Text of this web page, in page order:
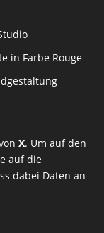
in Farbe Rouge
X. Um auf den
auf die
dabei Daten an